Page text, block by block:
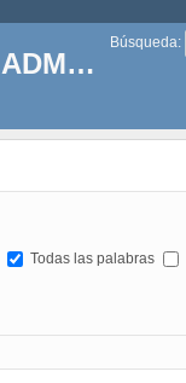
Búsqueda:
RH-UNA PLAZA INDEFINIDA DE TÉCNICO SUPERIOR CONTABILIDAD Y ADMINISTRACIÓN EN RED LOGÍSTICA DE ANDALUCÍA
Todas las palabras